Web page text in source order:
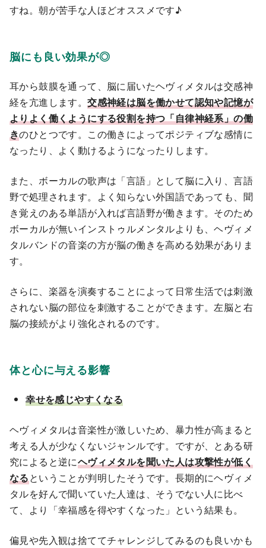
すね。朝が苦手な人ほどオススメです♪
脳にも良い効果が◎
耳から鼓膜を通って、脳に届いたヘヴィメタルは交感神
経を亢進します。交感神経は脳を働かせて認知や記憶が
よりよく働くようにする役割を持つ「自律神経系」の働
きのひとつです。この働きによってポジティブな感情に
なったり、よく動けるようになったりします。
また、ボーカルの歌声は「言語」として脳に入り、言語
野で処理されます。よく知らない外国語であっても、聞
き覚えのある単語が入れば言語野が働きます。そのため
ボーカルが無いインストゥルメンタルよりも、ヘヴィメ
タルバンドの音楽の方が脳の働きを高める効果がありま
す。
さらに、楽器を演奏することによって日常生活では刺激
されない脳の部位を刺激することができます。左脳と右
脳の接続がより強化されるのです。
体と心に与える影響
幸せを感じやすくなる
ヘヴィメタルは音楽性が激しいため、暴力性が高まると
考える人が少なくないジャンルです。ですが、とある研
究によると逆にヘヴィメタルを聞いた人は攻撃性が低く
なるということが判明したそうです。長期的にヘヴィメ
タルを好んで聞いていた人達は、そうでない人に比べ
て、より「幸福感を得やすくなった」という結果も。
偏見や先入観は捨ててチャレンジしてみるのも良いかも